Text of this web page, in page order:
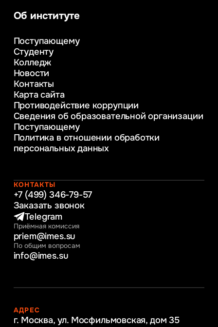
аналитика
Управление в сфере коммерческой
Психолого-педагогическое
консультирование и медиация
в образовании
Веб-дизайн
Управление инновационным развитием
предприятия
Уголовное право
Информационные технологии в бизнесе
Информационное и программное
обеспечение бизнес процессов
Управление человеческими ресурсами
Интернет-маркетинг
Об институте
Поступающему
Студенту
Колледж
Новости
Контакты
Карта сайта
Противодействие коррупции
Сведения об образовательной организации
Поступающему
Политика в отношении обработки
персональных данных
КОНТАКТЫ
+7 (499) 346-79-57
Заказать звонок
Telegram
Приёмная комиссия
priem@imes.su
По общим вопросам
info@imes.su
АДРЕС
г. Москва, ул. Мосфильмовская, дом 35